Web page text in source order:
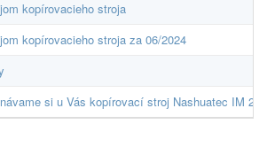
kopírovacieho stroja
kopírovacieho stroja za 06/2024
si u Vás kopírovací stroj Nashuatec IM